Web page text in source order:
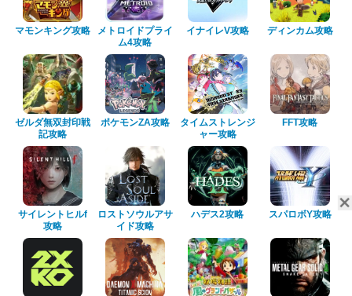
マモンキング攻略
メトロイドプライ
ム4攻略
イナイレV攻略 ディンカム攻略
ゼルダ無双封印戦
記攻略
ポケモンZA攻略
タイムストレンジ
ャー攻略
FFT攻略
サイレントヒルf
攻略
ロストソウルアサ
イド攻略
ハデス2攻略 スパロボY攻略